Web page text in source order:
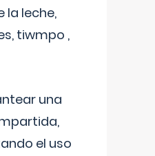
la leche,
tiwmpo ,
una
el uso